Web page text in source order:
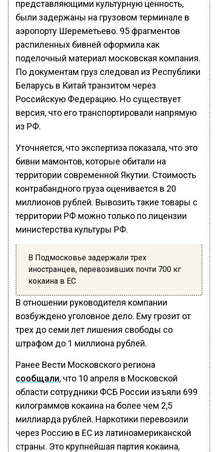
представляющими культурную ценность,
были задержаны на грузовом терминале в
аэропорту Шереметьево. 95 фрагментов
распиленных бивней оформила как
поделочный материал московская компания.
По документам груз следовал из Республики
Беларусь в Китай транзитом через
Российскую Федерацию. Но существует
версия, что его транспортировали напрямую
из РФ.
Уточняется, что экспертиза показала, что это
бивни мамонтов, которые обитали на
территории современной Якутии. Стоимость
контрабандного груза оценивается в 20
миллионов рублей. Вывозить такие товары с
территории РФ можно только по лицензии
министерства культуры РФ.
В Подмосковье задержали трех
иностранцев, перевозивших почти 700 кг
кокаина в ЕС
В отношении руководителя компании
возбуждено уголовное дело. Ему грозит от
трех до семи лет лишения свободы со
штрафом до 1 миллиона рублей.
Ранее Вести Московского региона
сообщали, что 10 апреля в Московской
области сотрудники ФСБ России изъяли 699
килограммов кокаина на более чем 2,5
миллиарда рублей. Наркотики перевозили
через Россию в ЕС из латиноамериканской
страны. Это крупнейшая партия кокаина,